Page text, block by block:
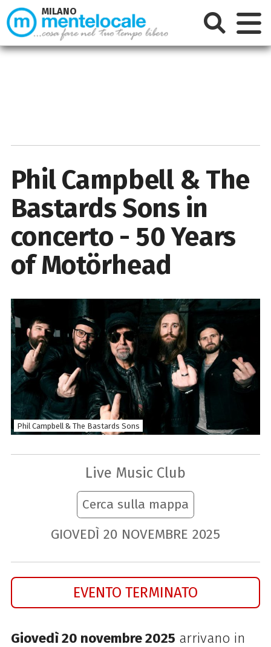
Phil Campbell & The
Bastards Sons in
concerto - 50 Years
of Motörhead
Phil Campbell & The Bastards Sons
Live Music Club
Cerca sulla mappa
GIOVEDÌ 20 NOVEMBRE 2025
EVENTO TERMINATO
Giovedì 20 novembre 2025 arrivano in
MILANO